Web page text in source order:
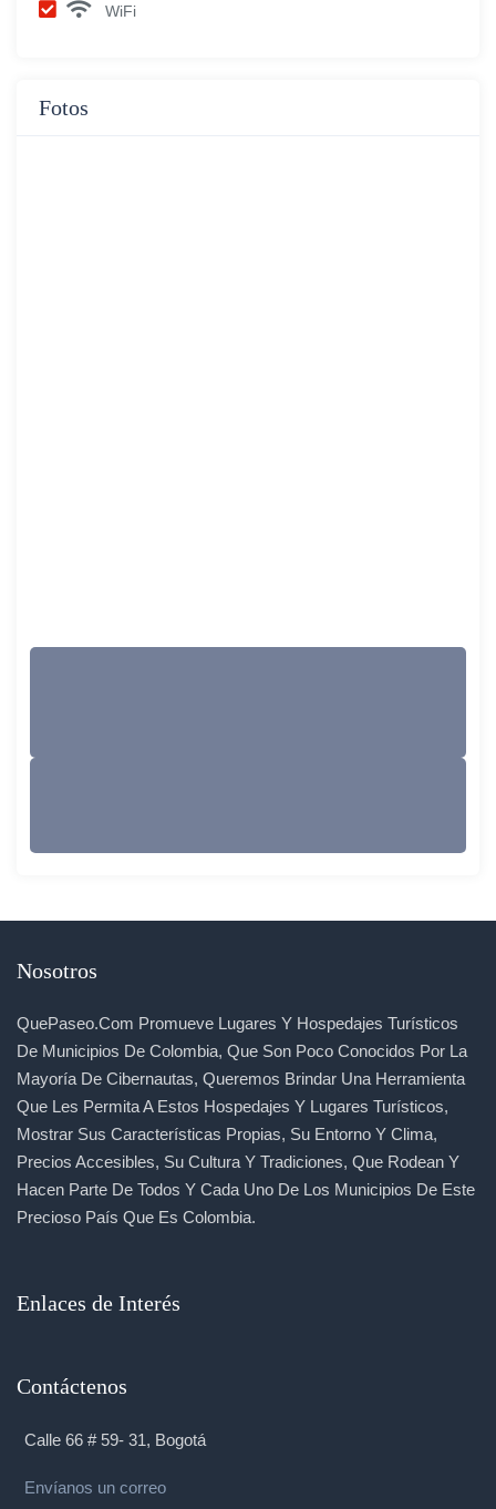
WiFi
Fotos
Nosotros
QuePaseo.com Promueve Lugares Y Hospedajes Turísticos
De Municipios De Colombia, Que Son Poco Conocidos Por La
Mayoría De Cibernautas, Queremos Brindar Una Herramienta
Que Les Permita A Estos Hospedajes Y Lugares Turísticos,
Mostrar Sus Características Propias, Su Entorno Y Clima,
Precios Accesibles, Su Cultura Y Tradiciones, Que Rodean Y
Hacen Parte De Todos Y Cada Uno De Los Municipios De Este
Precioso País Que Es Colombia.
Enlaces de Interés
Contáctenos
Calle 66 # 59- 31, Bogotá
Envíanos un correo